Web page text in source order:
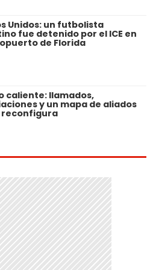
Unidos: un futbolista
fue detenido por el ICE en
de Florida
caliente: llamados,
y un mapa de aliados
reconfigura